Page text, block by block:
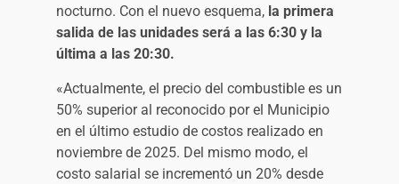
nocturno. Con el nuevo esquema, la primera
salida de las unidades será a las 6:30 y la
última a las 20:30.
«Actualmente, el precio del combustible es un
50% superior al reconocido por el Municipio
en el último estudio de costos realizado en
noviembre de 2025. Del mismo modo, el
costo salarial se incrementó un 20% desde